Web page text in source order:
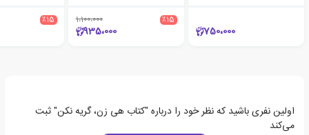
750،000
٪15 1،100،000
935،000
٪15
اولین نفری باشید که نظر خود را درباره "کتاب هی زن، گریه نکن" ثبت
می‌کند